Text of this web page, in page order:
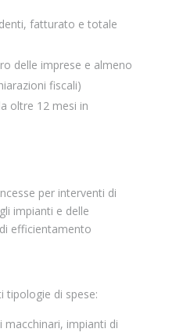
fatturato e totale
delle imprese e almeno
fiscali)
oltre 12 mesi in
per interventi di
impianti e delle
efficientamento
tipologie di spese:
macchinari, impianti di